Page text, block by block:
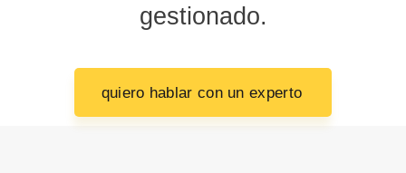
gestionado.
quiero hablar con un experto